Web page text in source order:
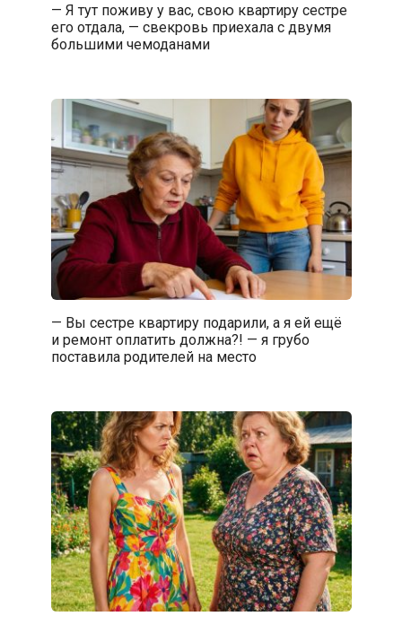
— Я тут поживу у вас, свою квартиру сестре
его отдала, — свекровь приехала с двумя
большими чемоданами
— Вы сестре квартиру подарили, а я ей ещё
и ремонт оплатить должна?! — я грубо
поставила родителей на место